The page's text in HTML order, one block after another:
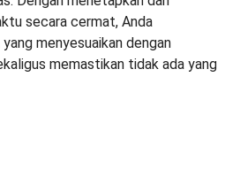
secara cermat, Anda
menyesuaikan dengan
memastikan tidak ada yang